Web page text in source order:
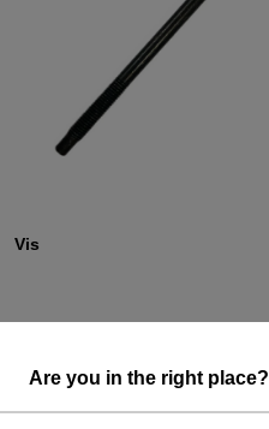
Are you in the right place?
Vis
Acheter